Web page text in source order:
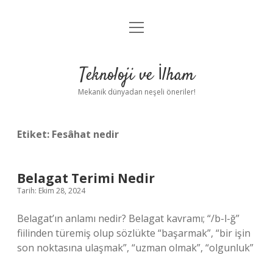
Anasayfa
Yasal Uyarı
menüyü
Teknoloji ve İlham
Mekanik dünyadan neşeli öneriler!
Etiket: Fesâhat nedir
Belagat Terimi Nedir
Tarih: Ekim 28, 2024
Belagat’ın anlamı nedir? Belagat kavramı; “/b-l-ğ”
fiilinden türemiş olup sözlükte “başarmak”, “bir işin
son noktasına ulaşmak”, “uzman olmak”, “olgunluk”